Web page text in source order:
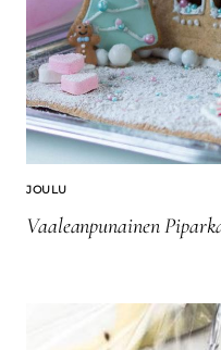
JOULU
Vaaleanpunainen